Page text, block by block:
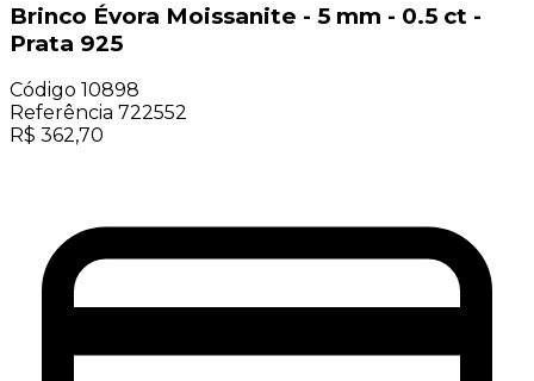
Brinco Évora Moissanite - 5 mm - 0.5 ct -
Prata 925
Código 10898
Referência 722552
R$ 362,70